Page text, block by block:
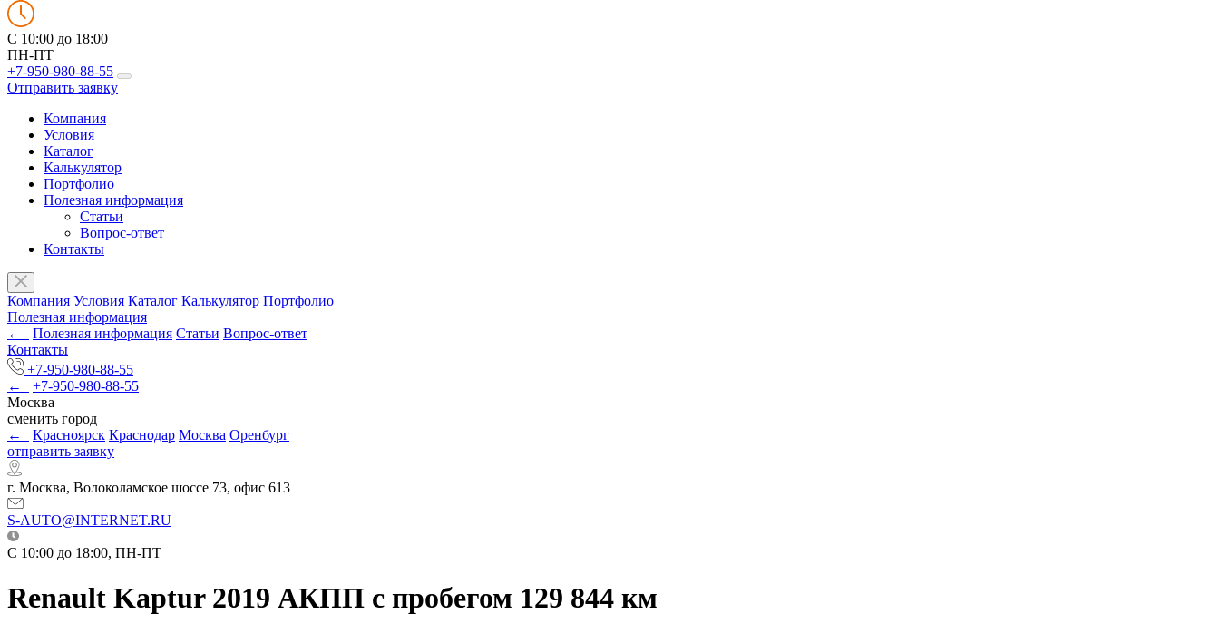
C 10:00 до 18:00
ПН-ПТ
+7-950-980-88-55
Отправить заявку
Компания
Условия
Каталог
Калькулятор
Портфолио
Полезная информация
Статьи
Вопрос-ответ
Контакты
Компания Условия Каталог Калькулятор Портфолио
Полезная информация
←
Полезная информация Статьи Вопрос-ответ
Контакты
+7-950-980-88-55
←
+7-950-980-88-55
Москва
сменить город
←
Красноярск Краснодар Москва Оренбург
отправить заявку
г. Москва, Волоколамское шоссе 73, офис 613
S-AUTO@INTERNET.RU
C 10:00 до 18:00, ПН-ПТ
Renault Kaptur 2019 АКПП с пробегом 129 844 км